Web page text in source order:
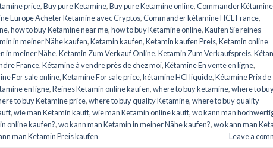
price,Buy pure Ketamine,Buy pure Ketamine online,Commander Kétamine
Europe Acheter Ketamine avec Cryptos,Commander kétamine HCL France,
,how to buy Ketamine near me,how to buy Ketamine online,Kaufen Sie reines
in meiner Nähe kaufen,Ketamin kaufen,Ketamin kaufen Preis,Ketamin online
in meiner Nähe,Ketamin Zum Verkauf Online,Ketamin Zum Verkaufspreis,
France,Kétamine à vendre près de chez moi,Kétamine En vente en ligne,
For sale online,Ketamine For sale price,kétamine HCl liquide,Kétamine Prix de
en ligne,Reines Ketamin online kaufen,where to buy ketamine,where to
to buy Ketamine price,where to buy quality Ketamine,where to buy quality
,wie man Ketamin kauft,wie man Ketamin online kauft,wo kann man
online kaufen?,wo kann man Ketamin in meiner Nähe kaufen?,wo kann man
man Ketamin Preis kaufen Leave a